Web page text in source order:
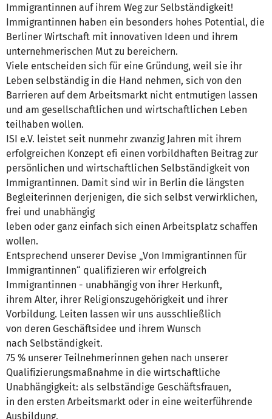
Immigrantinnen auf ihrem Weg zur Selbständigkeit!
Immigrantinnen haben ein besonders hohes Potential, die
Berliner Wirtschaft mit innovativen Ideen und ihrem
unternehmerischen Mut zu bereichern.
Viele entscheiden sich für eine Gründung, weil sie ihr
Leben selbständig in die Hand nehmen, sich von den
Barrieren auf dem Arbeitsmarkt nicht entmutigen lassen
und am gesellschaftlichen und wirtschaftlichen Leben
teilhaben wollen.
ISI e.V. leistet seit nunmehr zwanzig Jahren mit ihrem
erfolgreichen Konzept efi einen vorbildhaften Beitrag zur
persönlichen und wirtschaftlichen Selbständigkeit von
Immigrantinnen. Damit sind wir in Berlin die längsten
Begleiterinnen derjenigen, die sich selbst verwirklichen,
frei und unabhängig
leben oder ganz einfach sich einen Arbeitsplatz schaffen
wollen.
Entsprechend unserer Devise „Von Immigrantinnen für
Immigrantinnen“ qualifizieren wir erfolgreich
Immigrantinnen - unabhängig von ihrer Herkunft,
ihrem Alter, ihrer Religionszugehörigkeit und ihrer
Vorbildung. Leiten lassen wir uns ausschließlich
von deren Geschäftsidee und ihrem Wunsch
nach Selbständigkeit.
75 % unserer Teilnehmerinnen gehen nach unserer
Qualifizierungsmaßnahme in die wirtschaftliche
Unabhängigkeit: als selbständige Geschäftsfrauen,
in den ersten Arbeitsmarkt oder in eine weiterführende
Ausbildung.